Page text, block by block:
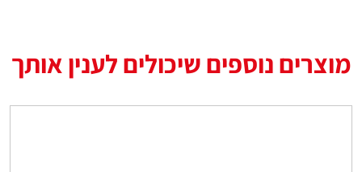
מוצרים נוספים שיכולים לענין אותך